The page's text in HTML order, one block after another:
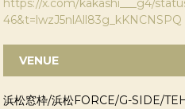
https://x.com/kakashi___g4/
46&t=lwzJ5nlAll83g_kKNCNSPQ
VENUE
浜松窓枠/浜松FORCE/G-SIDE/